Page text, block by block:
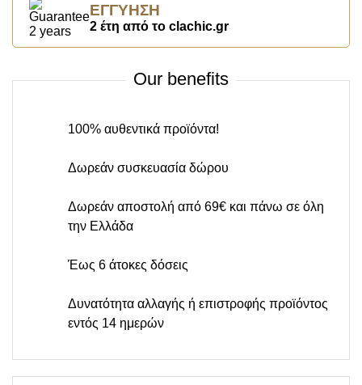
ΕΓΓΎΗΣΗ
2 έτη από το clachic.gr
Our benefits
100% αυθεντικά προϊόντα!
Δωρεάν συσκευασία δώρου
Δωρεάν αποστολή από 69€ και πάνω σε όλη
την Ελλάδα
Έως 6 άτοκες δόσεις
Δυνατότητα αλλαγής ή επιστροφής προϊόντος
εντός 14 ημερών